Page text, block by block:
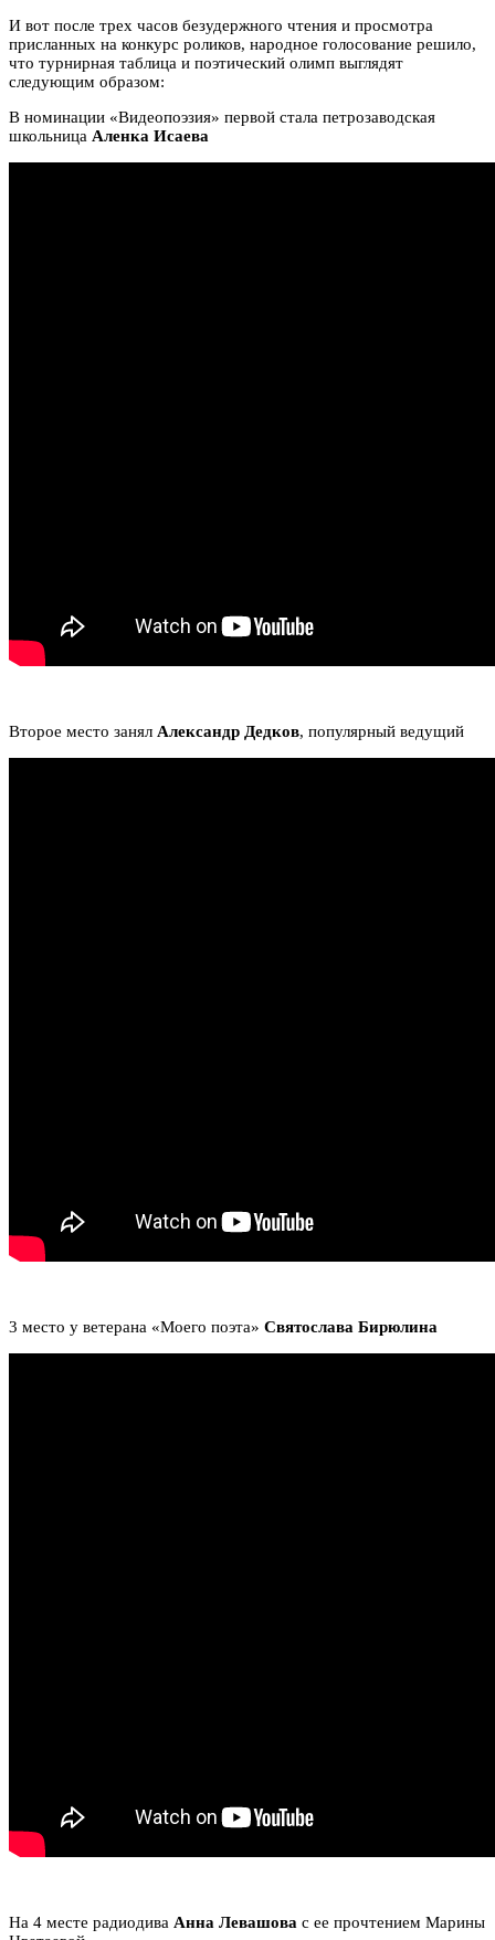
И вот после трех часов безудержного чтения и просмотра
присланных на конкурс роликов, народное голосование решило,
что турнирная таблица и поэтический олимп выглядят
следующим образом:
В номинации «Видеопоэзия» первой стала петрозаводская
школьница Аленка Исаева
Второе место занял Александр Дедков, популярный ведущий
3 место у ветерана «Моего поэта» Святослава Бирюлина
На 4 месте радиодива Анна Левашова с ее прочтением Марины